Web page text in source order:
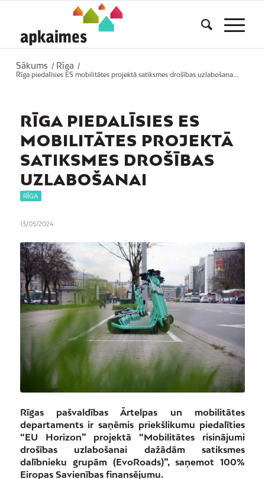
Sākums / Rīga
/
Rīga piedalīsies ES mobilitātes projektā satiksmes drošības uzlabošana...
RĪGA PIEDALĪSIES ES
MOBILITĀTES PROJEKTĀ
SATIKSMES DROŠĪBAS
UZLABOŠANAI
RĪGA
13/05/2024
Rīgas pašvaldības Ārtelpas un mobilitātes
departaments ir saņēmis priekšlikumu piedalīties
“EU Horizon” projektā “Mobilitātes risinājumi
drošības uzlabošanai dažādām satiksmes
dalībnieku grupām (EvoRoads)”, saņemot 100%
Eiropas Savienības finansējumu.